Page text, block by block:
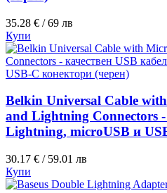
35.28 € / 69 лв
Купи
Belkin Universal Cable
and Lightning Connectors -
Lightning, microUSB и
30.17 € / 59.01 лв
Купи